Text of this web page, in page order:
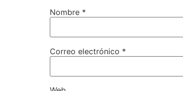
Nombre *
Correo electrónico *